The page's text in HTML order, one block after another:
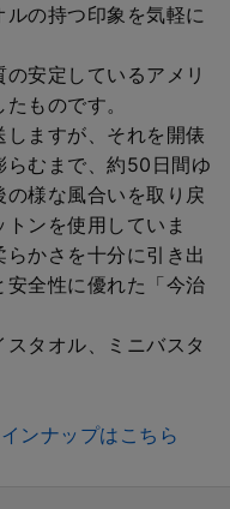
の持つ印象を気軽に
安定しているアメリ
ものです。
ますが、それを開俵
らむまで、約50日間ゆ
様な風合いを取り戻
ンを使用していま
かさを十分に引き出
安全性に優れた「今治
タオル、ミニバスタ
ンナップはこちら